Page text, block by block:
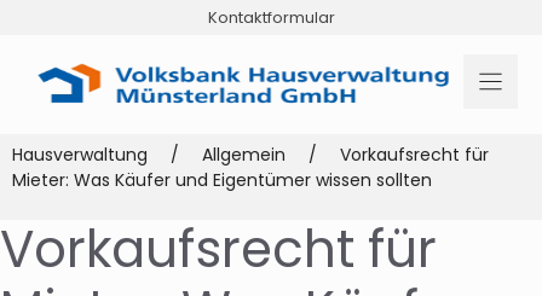
springen
Kontaktformular
Hausverwaltung / Allgemein /
Vorkaufsrecht für
Mieter: Was Käufer und Eigentümer wissen sollten
Vorkaufsrecht für